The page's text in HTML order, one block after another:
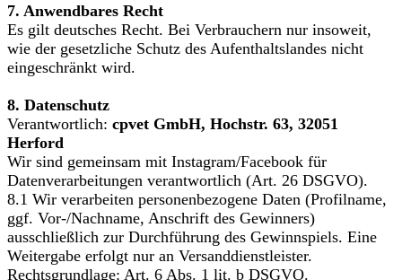
7. Anwendbares Recht
Es gilt deutsches Recht. Bei Verbrauchern nur insoweit,
wie der gesetzliche Schutz des Aufenthaltslandes nicht
eingeschränkt wird.
8. Datenschutz
Verantwortlich: cpvet GmbH, Hochstr. 63, 32051
Herford
Wir sind gemeinsam mit Instagram/Facebook für
Datenverarbeitungen verantwortlich (Art. 26 DSGVO).
8.1 Wir verarbeiten personenbezogene Daten (Profilname,
ggf. Vor-/Nachname, Anschrift des Gewinners)
ausschließlich zur Durchführung des Gewinnspiels. Eine
Weitergabe erfolgt nur an Versanddienstleister.
Rechtsgrundlage: Art. 6 Abs. 1 lit. b DSGVO.